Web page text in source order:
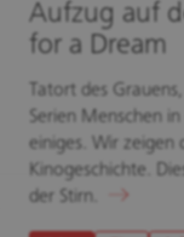
Aufzug auf
for a Dream
Tatort des
Serien Menschen
einiges. Wir zeigen
Kinogeschichte.
der Stirn.